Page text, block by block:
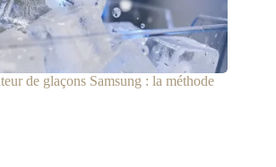
de glaçons Samsung : la méthode